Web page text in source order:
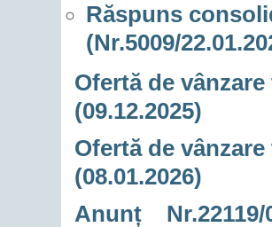
Răspuns
(Nr.5009/
Ofertă de
(09.12.2025)
Ofertă de
(08.01.2026)
Anunț